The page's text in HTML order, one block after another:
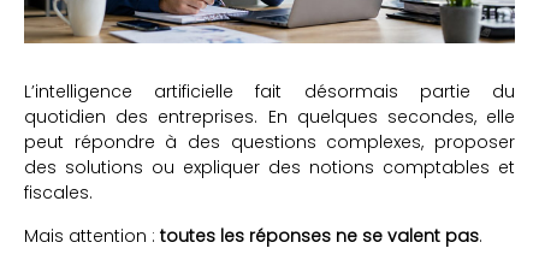
L’intelligence artificielle fait désormais partie du
quotidien des entreprises. En quelques secondes, elle
peut répondre à des questions complexes, proposer
des solutions ou expliquer des notions comptables et
fiscales.
Mais attention : toutes les réponses ne se valent pas.